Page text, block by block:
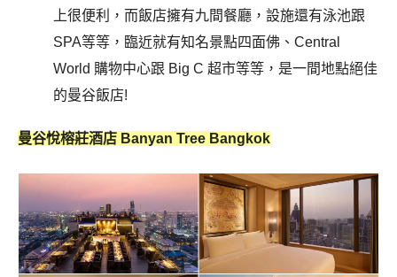
上很便利，而飯店擁有九間餐廳，設施還有泳池跟
SPA等等，臨近就有知名景點四面佛、Central
World 購物中心跟 Big C 超市等等，是一間地點絕佳
的曼谷飯店!
曼谷悅榕莊酒店 Banyan Tree Bangkok